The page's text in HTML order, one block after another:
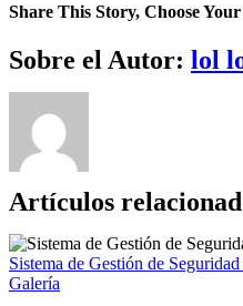
Share This Story, Choose
Sobre el Autor: lol
Artículos
Sistema de Gestión de
Galería